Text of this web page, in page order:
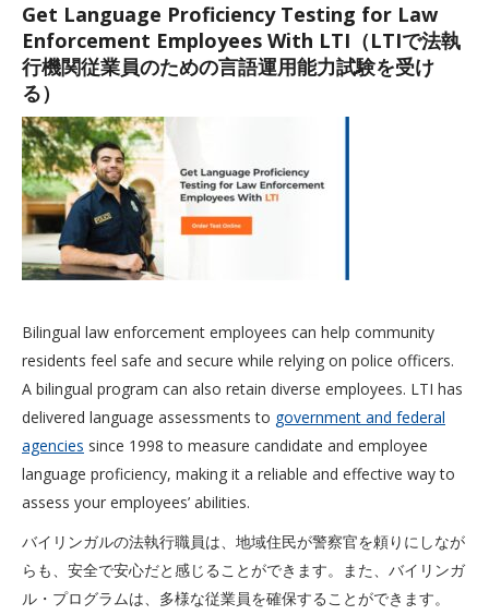
Get Language Proficiency Testing for Law
Enforcement Employees With LTI（LTIで法執
行機関従業員のための言語運用能力試験を受け
る）
Bilingual law enforcement employees can help community
residents feel safe and secure while relying on police officers.
A bilingual program can also retain diverse employees. LTI has
delivered language assessments to government and federal
agencies since 1998 to measure candidate and employee
language proficiency, making it a reliable and effective way to
assess your employees’ abilities.
バイリンガルの法執行職員は、地域住民が警察官を頼りにしなが
らも、安全で安心だと感じることができます。また、バイリンガ
ル・プログラムは、多様な従業員を確保することができます。